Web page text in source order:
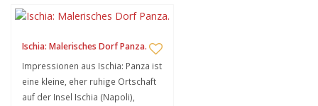
Ischia: Malerisches Dorf Panza.
Impressionen aus Ischia: Panza ist
eine kleine, eher ruhige Ortschaft
auf der Insel Ischia (Napoli),